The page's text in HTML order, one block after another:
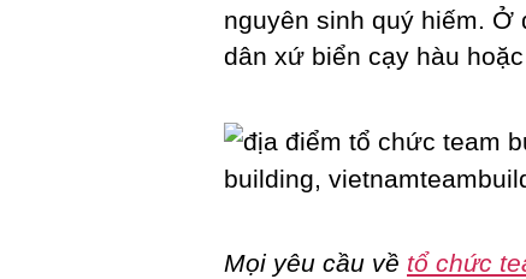
nguyên sinh quý hiếm. Ở
dân xứ biển cạy hàu
Mọi yêu cầu về tổ chức